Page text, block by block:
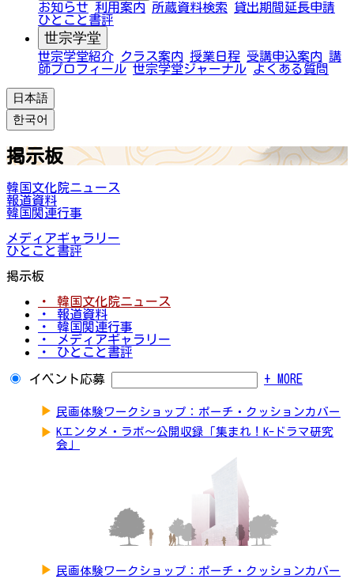
お知らせ 利用案内 所蔵資料検索
貸出期間延長申請
ひとこと書評
世宗学堂
世宗学堂紹介 クラス案内 授業日程 受講申込案内 講
師プロフィール 世宗学堂ジャーナル よくある質問
日本語
한국어
掲示板
韓国文化院ニュース
報道資料
韓国関連行事
メディアギャラリー
ひとこと書評
掲示板
・ 韓国文化院ニュース
・ 報道資料
・ 韓国関連行事
・ メディアギャラリー
・ ひとこと書評
イベント応募 + MORE
▶ 民画体験ワークショップ：ポーチ・クッションカバー
▶ Kエンタメ・ラボ～公開収録「集まれ！K-ドラマ研究
会」
▶ 民画体験ワークショップ：ポーチ・クッションカバー